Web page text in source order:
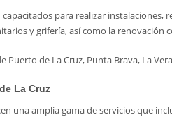
para realizar instalaciones,
y grifería, así como la renovación
Puerto de La Cruz, Punta Brava, La
La Cruz
una amplia gama de servicios que